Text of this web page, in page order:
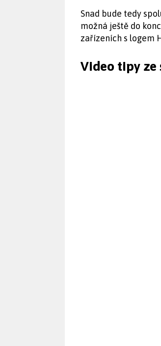
Snad bude tedy
možná ještě do
zařízeních s logem
Video tipy ze